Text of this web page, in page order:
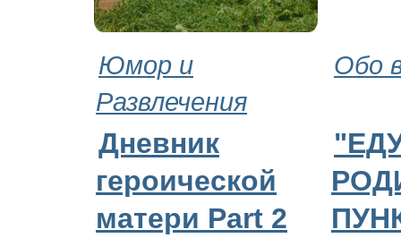
Юмор и
Развлечения
Обо
Дневник
героической
матери Part 2